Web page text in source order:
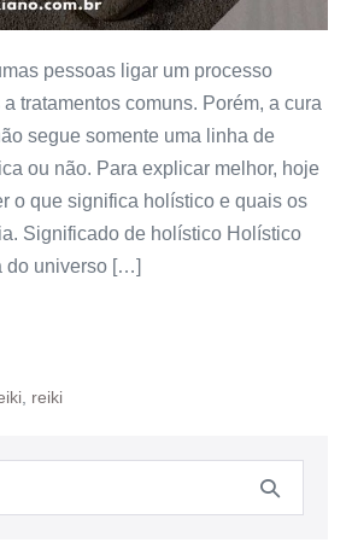
pessoas ligar um processo
tratamentos comuns. Porém, a cura
segue somente uma linha de
ou não. Para explicar melhor, hoje
o que significa holístico e quais os
Significado de holístico Holístico
do universo […]
reiki